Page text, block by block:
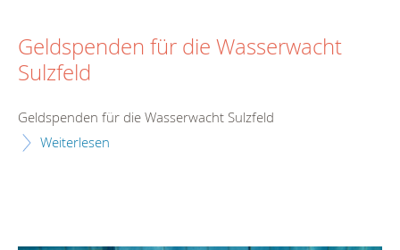
Geldspenden für die Wasserwacht
Sulzfeld
Geldspenden für die Wasserwacht Sulzfeld
Weiterlesen